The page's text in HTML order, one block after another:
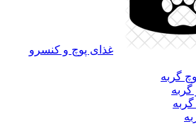
غذای پوچ و کنسرو
گربه
گربه